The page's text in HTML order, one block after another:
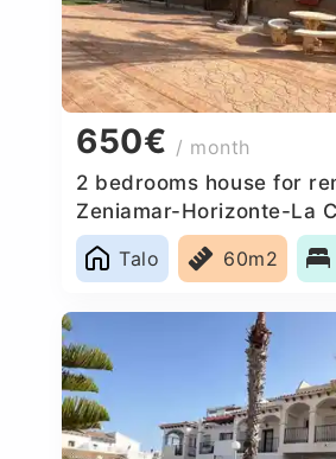
650€ / month
2 bedrooms house for
Zeniamar-Horizonte-La
Spain
Talo
60m2